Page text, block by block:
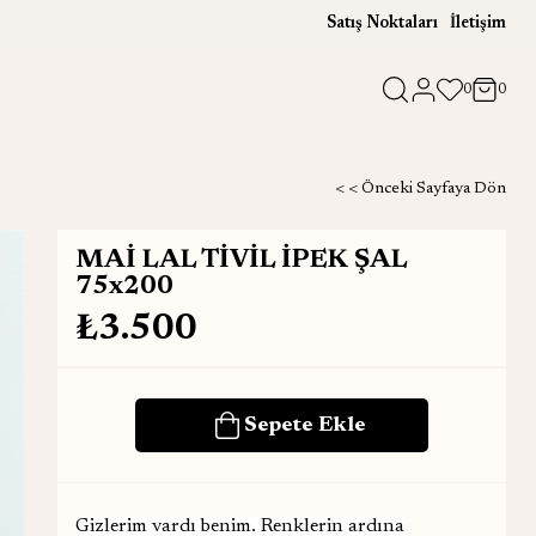
Satış Noktaları İletişim
0 0
< < Önceki Sayfaya Dön
MAİ LAL TİVİL İPEK ŞAL
75x200
₺3.500
Gizlerim vardı benim. Renklerin ardına